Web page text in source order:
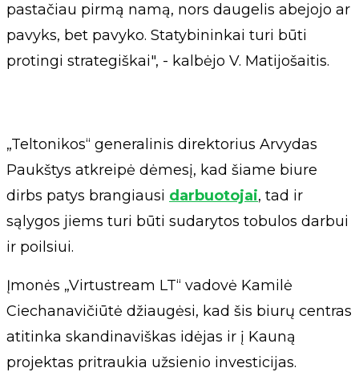
pastačiau pirmą namą, nors daugelis abejojo ar
pavyks, bet pavyko. Statybininkai turi būti
protingi strategiškai", - kalbėjo V. Matijošaitis.
„Teltonikos“ generalinis direktorius Arvydas
Paukštys atkreipė dėmesį, kad šiame biure
dirbs patys brangiausi darbuotojai, tad ir
sąlygos jiems turi būti sudarytos tobulos darbui
ir poilsiui.
Įmonės „Virtustream LT“ vadovė Kamilė
Ciechanavičiūtė džiaugėsi, kad šis biurų centras
atitinka skandinaviškas idėjas ir į Kauną
projektas pritraukia užsienio investicijas.